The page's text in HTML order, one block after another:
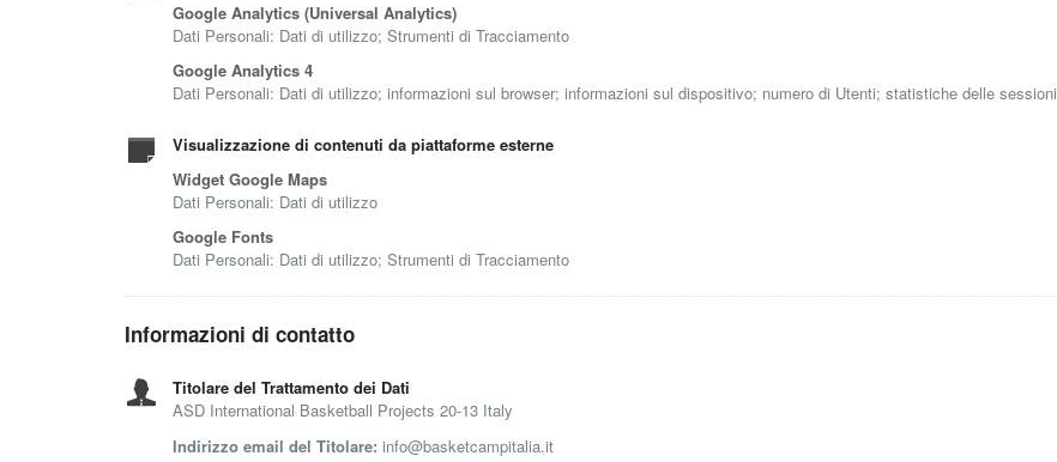
Google Analytics (Universal Analytics)
Dati Personali: Dati di utilizzo; Strumenti di Tracciamento
Google Analytics 4
Dati Personali: Dati di utilizzo; informazioni sul browser; informazioni sul dispositivo; numero di Utenti; statistiche delle sessioni
Visualizzazione di contenuti da piattaforme esterne
Widget Google Maps
Dati Personali: Dati di utilizzo
Google Fonts
Dati Personali: Dati di utilizzo; Strumenti di Tracciamento
Informazioni di contatto
Titolare del Trattamento dei Dati
ASD International Basketball Projects 20-13 Italy
Indirizzo email del Titolare: info@basketcampitalia.it